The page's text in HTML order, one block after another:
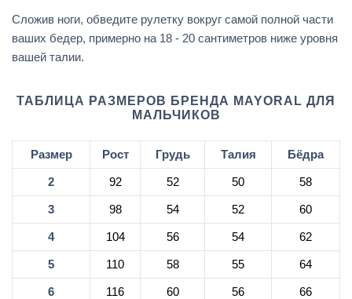
Сложив ноги, обведите рулетку вокруг самой полной части
ваших бедер, примерно на 18 - 20 сантиметров ниже уровня
вашей талии.
ТАБЛИЦА РАЗМЕРОВ БРЕНДА MAYORAL ДЛЯ
МАЛЬЧИКОВ
Размер Рост Грудь Талия Бёдра
2 92 52 50 58
3 98 54 52 60
4 104 56 54 62
5 110 58 55 64
6 116 60 56 66